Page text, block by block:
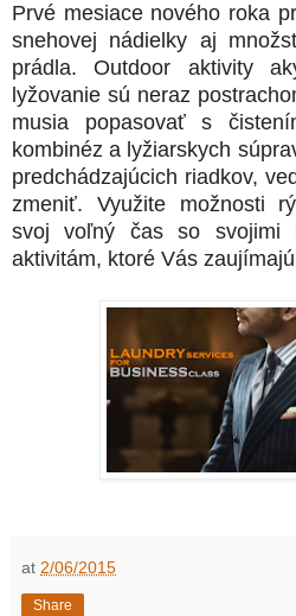
Prvé mesiace nového roka
snehovej nádielky aj
prádla. Outdoor aktivity
lyžovanie sú neraz
musia popasovať s
kombinéz a lyžiarskych
predchádzajúcich riadkov,
zmeniť. Využite možnosti
svoj voľný čas so svojimi
aktivitám, ktoré Vás
at 2/06/2015
Share